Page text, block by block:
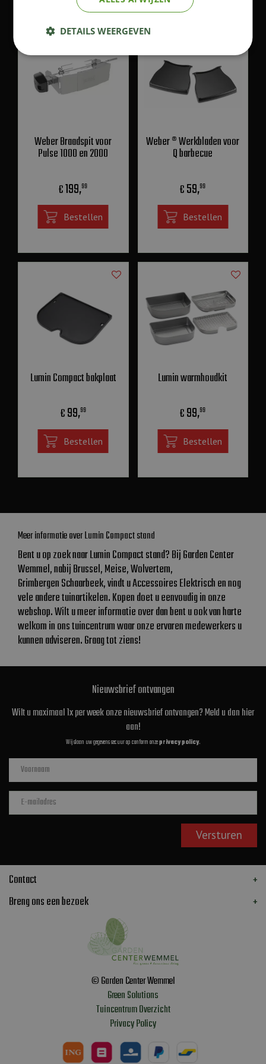
KIJK OOK EENS NAAR:
Weber Braadspit voor
Pulse 1000 en 2000
€199,99
Bestellen
Weber ® Werkbladen voor
Q barbecue
€59,99
Bestellen
Lumin Compact bakplaat
€99,99
Bestellen
Lumin warmhoudkit
€99,99
Bestellen
Meer informatie over Lumin Compact stand
Bent u op zoek naar Lumin Compact stand? Bij Garden Center
Wemmel, nabij Brussel, Meise, Wolvertem,
Grimbergen Schaarbeek, vindt u Accessoires Elektrisch en nog
vele andere tuinartikelen. Kopen doet u eenvoudig in onze
webshop. Wilt u meer informatie over dan bent u ook van harte
welkom in ons tuincentrum waar onze ervaren medewerkers u
kunnen adviseren. Graag tot ziens!
Nieuwsbrief ontvangen
Wilt u maximaal 1x per week onze nieuwsbrief ontvangen? Meld u dan hier
aan!
Wij slaan uw gegevens secuur op conform onzeprivacy policy.
Contact
Breng ons een bezoek
© Garden Center Wemmel
Green Solutions
Tuincentrum Overzicht
Privacy Policy
DETAILS WEERGEVEN